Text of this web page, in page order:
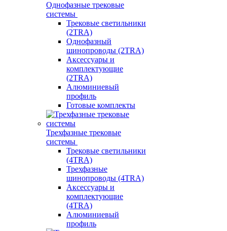
Однофазные трековые
системы
Трековые светильники
(2TRA)
Однофазный
шинопроводы (2TRA)
Аксессуары и
комплектующие
(2TRA)
Алюминиевый
профиль
Готовые комплекты
Трехфазные трековые
системы
Трековые светильники
(4TRA)
Трехфазные
шинопроводы (4TRA)
Аксессуары и
комплектующие
(4TRA)
Алюминиевый
профиль